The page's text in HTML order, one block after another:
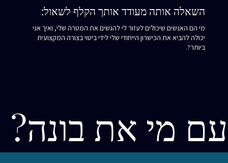
השאלה אותה מעודד אותך הקלף לשאול:
מי הם האנשים שיכולים לעזור לי להגשים את המטרה שלי, ואיך אני
יכולה להביא את הכישרון הייחודי שלי לידי ביטוי בצורה המקצועית
ביותר?.
עם מי את בונה?